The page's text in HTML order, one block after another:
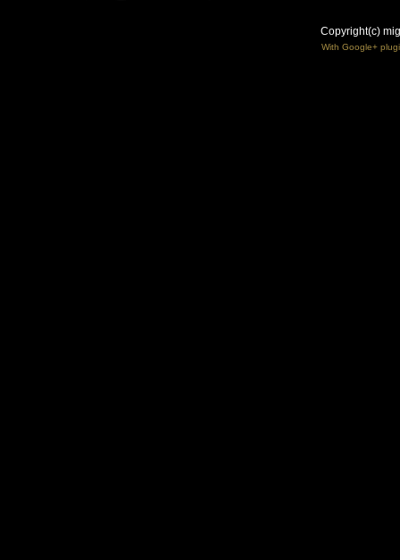
Copyright(c)
With Google+